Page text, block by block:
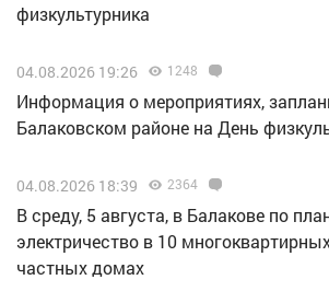
физкультурника
04.08.2026 19:26 1248
Информация о мероприятиях,
Балаковском районе на День
04.08.2026 18:39 2364
В среду, 5 августа, в Балакове по
электричество в 10
частных домах